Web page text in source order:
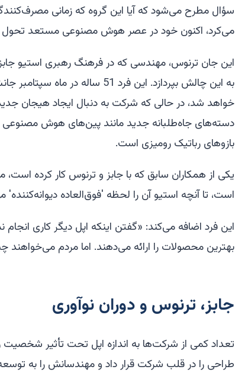
سؤال مطرح می‌شود که آیا این گروه که زمانی
می‌کرد، اکنون خود در عصر هوش مصنوعی مستعد
این جان ترنوس، مهندسی که در فرهنگ رهبری استیو
به این چالش بپردازد. این فرد 51
خواهد شد، در حالی که شرکت به دنبال ایجاد هیجان
دسته‌های جاه‌طلبانه جدید مانند پین‌های هوش
بازوهای رباتیک رومیزی است.
یکی از همکاران سابق که با جابز و ترنوس کار کرده
است، تا آنچه استیو آن را لحظه 'فوق‌العاده دیوانه‌کننده'
این فرد اضافه می‌کند: «گفتن اینکه اپل دیگر کاری
بهترین محصولات را ارائه می‌دهند. اما مردم می‌خواهند
جابز، ترنوس و دوران نوآوری
تعداد کمی از شرکت‌ها به اندازه اپل تحت تأثیر
طراحی را در قلب شرکت قرار داد و مهندسانش را به